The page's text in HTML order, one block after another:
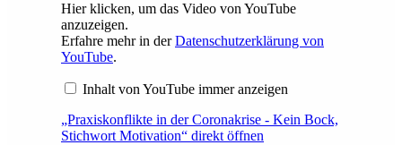
Hier klicken, um das Video von YouTube
anzuzeigen.
Erfahre mehr in derDatenschutzerklärung von
YouTube.
Inhalt von YouTube immer anzeigen
„Praxiskonflikte in der Coronakrise - Kein Bock,
Stichwort Motivation“ direkt öffnen